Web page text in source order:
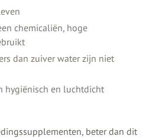
chemicaliën, hoge
dan zuiver water zijn niet
hygiënisch en luchtdicht
beter dan dit